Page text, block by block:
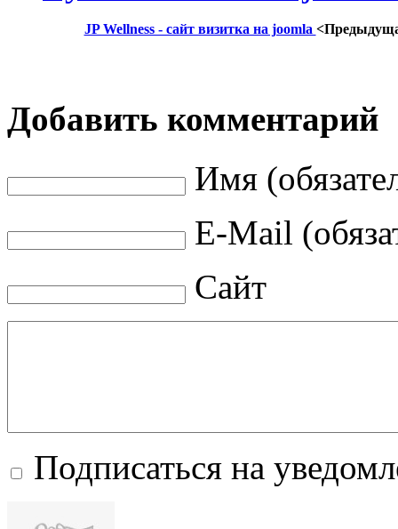
JP Wellness - сайт визитка на joomla
Добавить комментарий
Имя
E-Mail
Сайт
Подписаться на